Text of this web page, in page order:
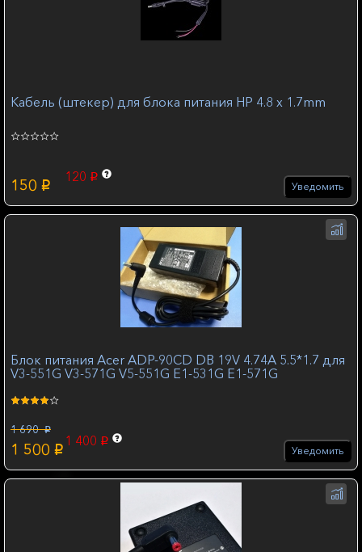
Кабель (штекер) для блока питания HP 4.8 x 1.7mm
150 p
120 p
Уведомить
Блок питания Acer ADP-90CD DB 19V 4.74A 5.5*1.7 для
V3-551G V3-571G V5-551G E1-531G E1-571G
1 690 p
1 500 p
1 400 p
Уведомить